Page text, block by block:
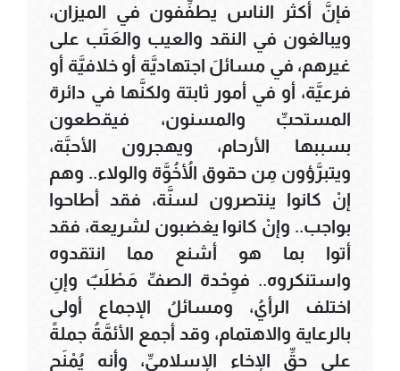
فإنَّ أكثر الناس يطفِّفون في الميزان،
ويبالغون في النقد والعيب والعَتَب على
غيرهم، في مسائلَ اجتهاديَّة أو خلافيَّة أو
فرعيَّة، أو في أمور ثابتة ولكنَّها في دائرة
المستحبِّ والمسنون، فيقطعون
بسببها الأرحام، ويهجرون الأحبَّة،
ويتبرَّؤون مِن حقوق الأُخُوَّة والولاء.. وهم
إنْ كانوا ينتصرون لسنَّة، فقد أطاحوا
بواجب.. وإنْ كانوا يغضبون لشريعة، فقد
أتوا بما هو أشنع مما انتقدوه
واستنكروه.. فوِحْدة الصفِّ مَطْلَبٌ وإنِ
اختلف الرأيُ، ومسائلُ الإجماع أولى
بالرعاية والاهتمام، وقد أجمع الأئمَّةُ جملةً
على حقِّ الإخاء الإسلاميِّ، وأنه يُمْنَح